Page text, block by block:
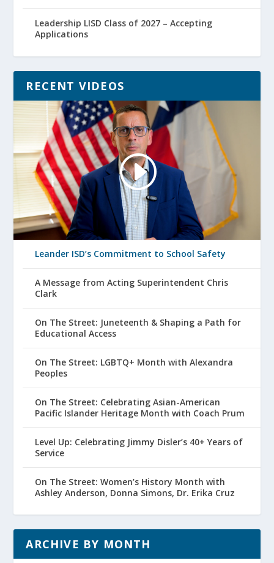
Leadership LISD Class of 2027 – Accepting
Applications
RECENT VIDEOS
Leander ISD’s Commitment to School Safety
A Message from Acting Superintendent Chris
Clark
On The Street: Juneteenth & Shaping a Path for
Educational Access
On The Street: LGBTQ+ Month with Alexandra
Peoples
On The Street: Celebrating Asian-American
Pacific Islander Heritage Month with Coach Prum
Level Up: Celebrating Jimmy Disler’s 40+ Years of
Service
On The Street: Women’s History Month with
Ashley Anderson, Donna Simons, Dr. Erika Cruz
ARCHIVE BY MONTH